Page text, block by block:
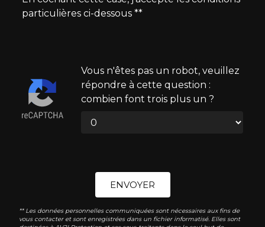
particulières ci-dessous **
Vous n'êtes pas un robot, veuillez
répondre à cette question :
combien font trois plus un ?
ENVOYER
** Les données personnelles communiquées sont nécessaires aux fins de
vous contacter et sont enregistrées dans un fichier informatisé. Elles sont